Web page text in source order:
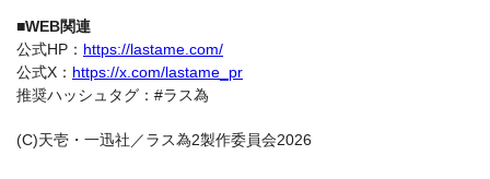
■WEB関連
公式HP： https://lastame.com/
公式X： https://x.com/lastame_pr
推奨ハッシュタグ：#ラス為
(C)天壱・一迅社／ラス為2製作委員会2026